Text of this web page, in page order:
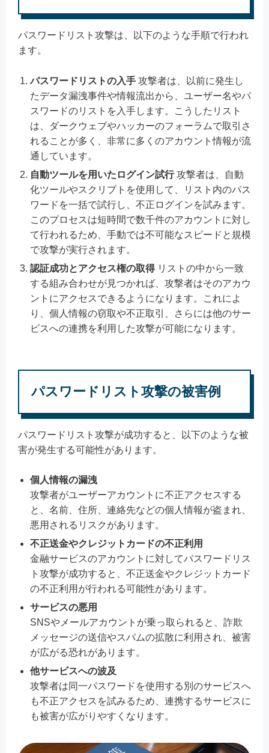
パスワードリスト攻撃は、以下のような手順で行われ
ます。
パスワードリストの入手 攻撃者は、以前に発生し
たデータ漏洩事件や情報流出から、ユーザー名やパ
スワードのリストを入手します。こうしたリスト
は、ダークウェブやハッカーのフォーラムで取引さ
れることが多く、非常に多くのアカウント情報が流
通しています。
自動ツールを用いたログイン試行攻撃者は、自動
化ツールやスクリプトを使用して、リスト内のパス
ワードを一括で試行し、不正ログインを試みます。
このプロセスは短時間で数千件のアカウントに対し
て行われるため、手動では不可能なスピードと規模
で攻撃が実行されます。
認証成功とアクセス権の取得リストの中から一致
する組み合わせが見つかれば、攻撃者はそのアカウ
ントにアクセスできるようになります。これによ
り、個人情報の窃取や不正取引、さらには他のサー
ビスへの連携を利用した攻撃が可能になります。
パスワードリスト攻撃の被害例
パスワードリスト攻撃が成功すると、以下のような被
害が発生する可能性があります。
個人情報の漏洩
攻撃者がユーザーアカウントに不正アクセスする
と、名前、住所、連絡先などの個人情報が盗まれ、
悪用されるリスクがあります。
不正送金やクレジットカードの不正利用
金融サービスのアカウントに対してパスワードリス
ト攻撃が成功すると、不正送金やクレジットカード
の不正利用が行われる可能性があります。
サービスの悪用
SNSやメールアカウントが乗っ取られると、詐欺
メッセージの送信やスパムの拡散に利用され、被害
が広がる恐れがあります。
他サービスへの波及
攻撃者は同一パスワードを使用する別のサービスへ
も不正アクセスを試みるため、連携するサービスに
も被害が広がりやすくなります。